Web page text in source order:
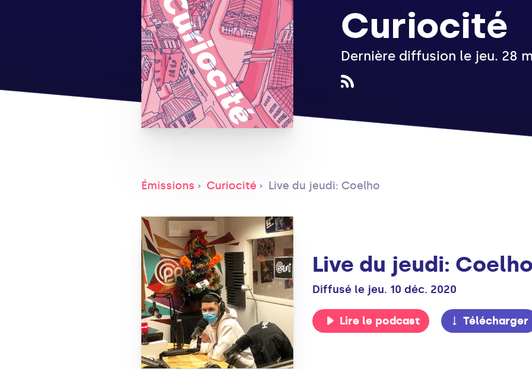
Curiocité
Dernière diffusion le jeu. 28
Émissions Curiocité Live du jeudi: Coelho
Live du jeudi:
Diffusé le jeu. 10 déc. 2020
Lire le podcast Télécharger